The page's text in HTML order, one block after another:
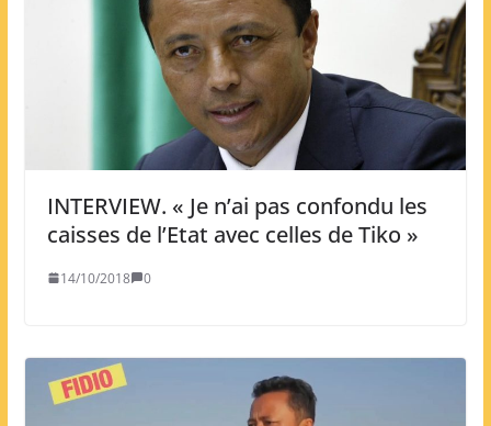
INTERVIEW. « Je n’ai pas confondu les
caisses de l’Etat avec celles de Tiko »
14/10/2018 0